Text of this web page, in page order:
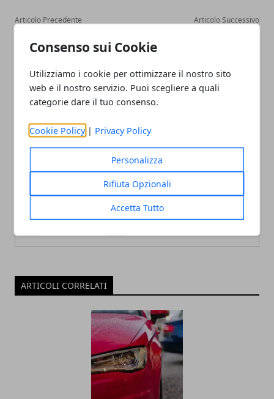
Consenso sui Cookie
Utilizziamo i cookie per ottimizzare il nostro sito
web e il nostro servizio. Puoi scegliere a quali
categorie dare il tuo consenso.
Cookie Policy | Privacy Policy
Personalizza
Rifiuta Opzionali
Accetta Tutto
Articolo Precedente
No Doubt: "This Is What
Arriverà a Marzo
Articolo Successivo
Centrodestra a Sindaco di
Pronti a Sfidarlo
Redazione
ARTICOLI CORRELATI